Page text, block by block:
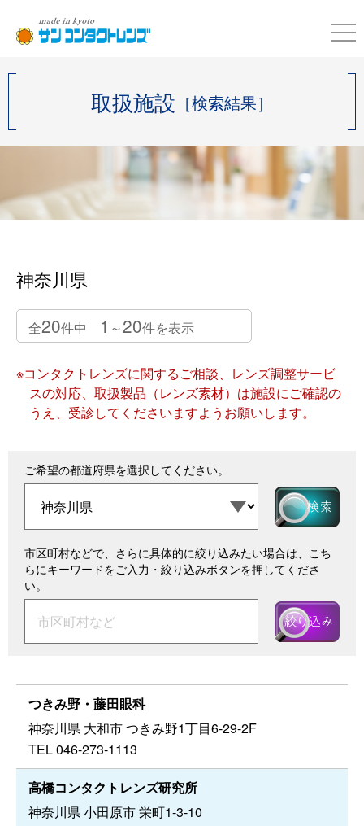
取扱施設 ［検索結果］
神奈川県
全20件中 1 ～20件を表示
※コンタクトレンズに関するご相談、レンズ調整サービ
スの対応、取扱製品（レンズ素材）は施設にご確認の
うえ、受診してくださいますようお願いします。
ご希望の都道府県を選択してください。
市区町村などで、さらに具体的に絞り込みたい場合は、こち
らにキーワードをご入力・絞り込みボタンを押してくださ
い。
つきみ野・藤田眼科
神奈川県 大和市 つきみ野1丁目6-29-2F
TEL 046-273-1113
高橋コンタクトレンズ研究所
神奈川県 小田原市 栄町1-3-10